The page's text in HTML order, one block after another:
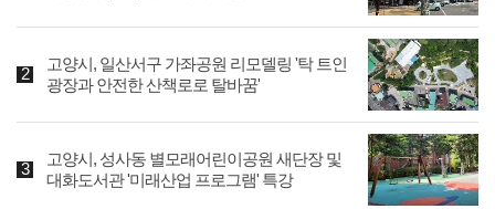
고양시, 일산서구 가좌공원 리모델링 '탁 트인
광장과 안전한 산책로로 탈바꿈'
고양시, 성사동 별모래어린이공원 새단장 및
대화도서관 '미래산업 프로그램' 특강